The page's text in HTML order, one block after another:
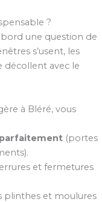
?
une question de
s’usent, les
décollent avec le
à Bléré, vous
(portes
et fermetures
plinthes et moulures